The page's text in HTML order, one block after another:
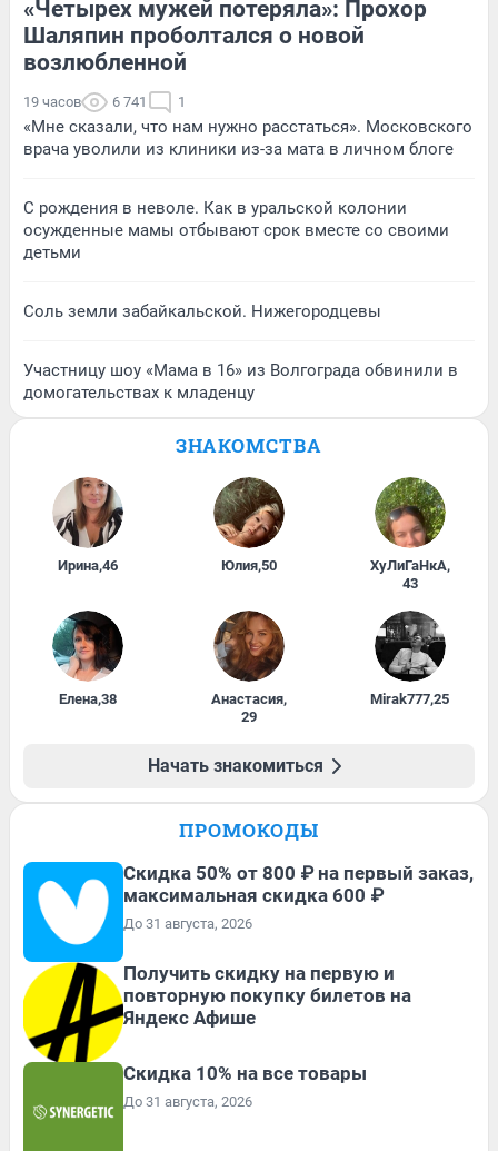
«Четырех мужей потеряла»: Прохор
Шаляпин проболтался о новой
возлюбленной
19 часов 6 741 1
«Мне сказали, что нам нужно расстаться». Московского
врача уволили из клиники из-за мата в личном блоге
С рождения в неволе. Как в уральской колонии
осужденные мамы отбывают срок вместе со своими
детьми
Соль земли забайкальской. Нижегородцевы
Участницу шоу «Мама в 16» из Волгограда обвинили в
домогательствах к младенцу
ЗНАКОМСТВА
Ирина,46 Юлия,50 ХуЛиГаНкА,
43
Елена,38 Анастасия,
29
Mirak777,25
Начать знакомиться
ПРОМОКОДЫ
Скидка 50% от 800 ₽ на первый заказ,
максимальная скидка 600 ₽
До 31 августа, 2026
Получить скидку на первую и
повторную покупку билетов на
Яндекс Афише
Скидка 10% на все товары
До 31 августа, 2026